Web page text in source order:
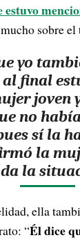
estuvo
sobre el
yo
final
joven
no
sí la
la
la
ella
“Él dice